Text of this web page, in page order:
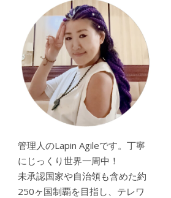
管理人のLapin Agileです。丁寧
にじっくり世界一周中！
未承認国家や自治領も含めた約
250ヶ国制覇を目指し、テレワ